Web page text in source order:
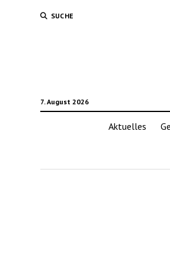
SUCHE
7. August 2026
Aktuelles